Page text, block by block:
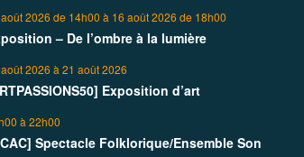
2026 de 14h00 à 16 août 2026 de 18h00
– De l’ombre à la lumière
2026 à21 août 2026
Exposition d’art
à22h00
Spectacle Folklorique/Ensemble Son